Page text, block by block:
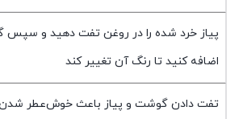
پیاز خرد شده را در روغن تفت دهید و سپس
اضافه کنید تا رنگ آن تغییر کند
تفت دادن گوشت و پیاز باعث خوش‌عطر